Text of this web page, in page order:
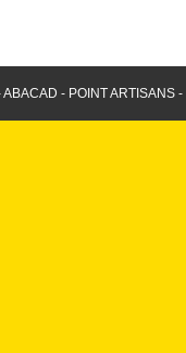
- POINT ARTISANS